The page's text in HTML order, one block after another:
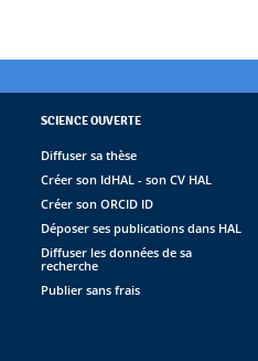
SCIENCE OUVERTE
Diffuser sa thèse
Créer son IdHAL - son CV HAL
Créer son ORCID ID
Déposer ses publications dans HAL
Diffuser les données de sa
recherche
Publier sans frais